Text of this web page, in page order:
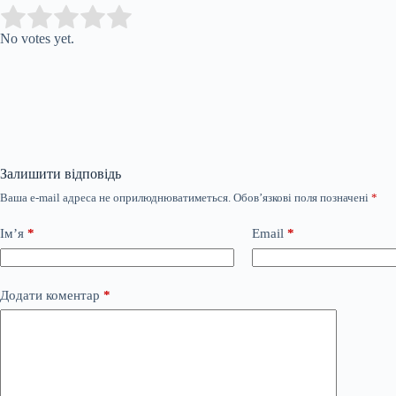
Rate this item:
No votes yet.
Залишити відповідь
Ваша e-mail адреса не оприлюднюватиметься. Обов’язкові поля позначені *
Ім’я * Email *
Додати коментар *